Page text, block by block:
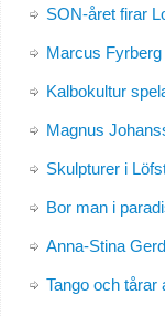
SON-året firar
Marcus
Kalbokultur
Magnus
Skulpturer i
Bor man i
Anna-Stina
Tango och tårar